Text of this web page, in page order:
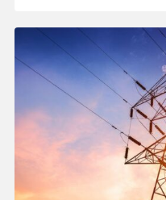
10:15, 4.08.2026